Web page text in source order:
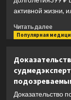
активной жизни,
Читать далее
лет
жизни,
Популярная
Доказательство